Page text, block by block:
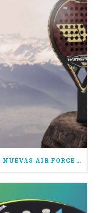
WINGPADEL PRESENTA LAS NUEVAS AIR FORCE 3.0